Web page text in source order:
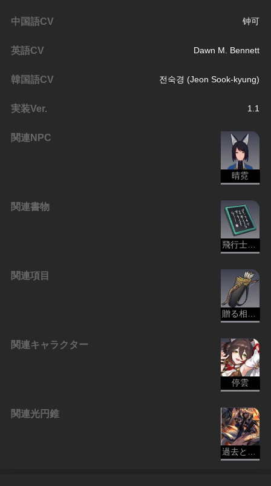
中国語CV 钟可
英語CV Dawn M. Bennett
韓国語CV 전숙경 (Jeon Sook-kyung)
実装Ver. 1.1
関連NPC
晴霓
関連書物
飛行士の交換日記
関連項目
贈る相手がわからない弓
関連キャラクター
停雲
関連光円錐
過去と未来